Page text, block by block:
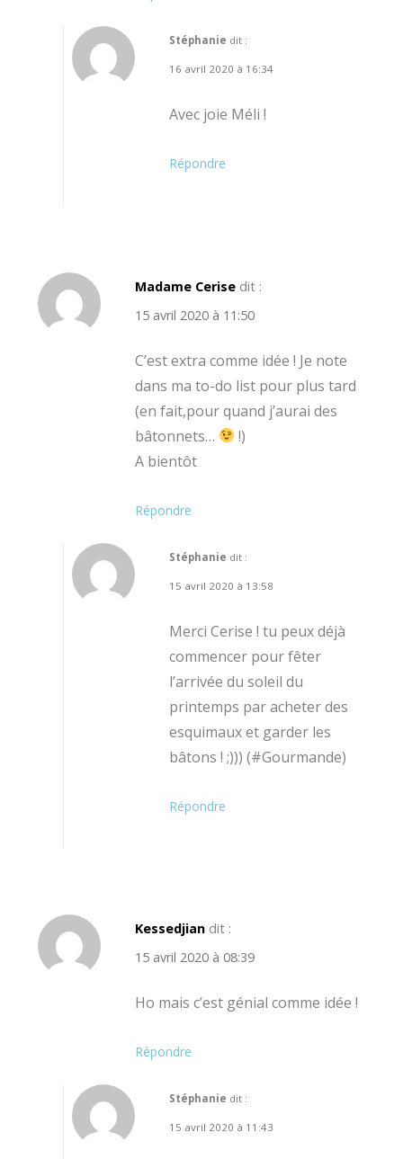
Stéphanie dit :
16 avril 2020 à 16:34
Avec joie Méli !
Répondre
Madame Cerise dit :
15 avril 2020 à 11:50
C’est extra comme idée ! Je note
dans ma to-do list pour plus tard
(en fait,pour quand j’aurai des
bâtonnets…
!)
A bientôt
Répondre
Stéphanie dit :
15 avril 2020 à 13:58
Merci Cerise ! tu peux déjà
commencer pour fêter
l’arrivée du soleil du
printemps par acheter des
esquimaux et garder les
bâtons ! ;))) (#Gourmande)
Répondre
Kessedjian dit :
15 avril 2020 à 08:39
Ho mais c’est génial comme idée !
Répondre
Stéphanie dit :
15 avril 2020 à 11:43